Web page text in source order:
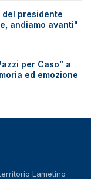
presidente
andiamo avanti"
per Caso” a
ed emozione
Lametino